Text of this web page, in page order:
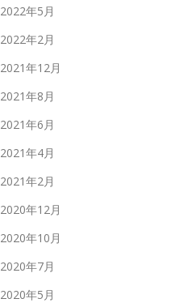
2022年5月
2022年2月
2021年12月
2021年8月
2021年6月
2021年4月
2021年2月
2020年12月
2020年10月
2020年7月
2020年5月